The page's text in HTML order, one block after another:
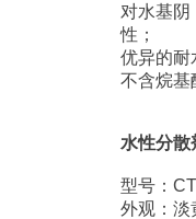
对水基阴
性；
优异的耐
不含烷基
水性分散
型号：
外观：淡